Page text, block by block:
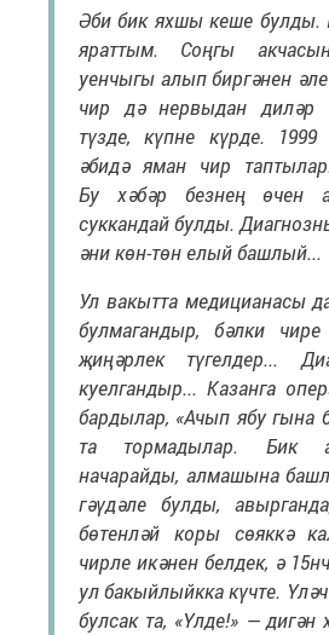
Әби бик яхшы кеше
яраттым. Соңгы
уенчыгы алып биргәнен
чир дә нервыдан диләр
түзде, күпне күрде.
әбидә яман чир
Бу хәбәр безнең өчен
суккандай булды.
әни көн-төн елый башлый...
Ул вакытта медицианасы
булмагандыр, бәлки
җиңәрлек түгелдер...
куелгандыр... Казанга
бардылар, «Ачып ябу гына
та тормадылар. Бик
начарайды, алмашына
гәүдәле булды,
бөтенләй коры сөяккә
чирле икәнен белдек, ә
ул бакыйлыйкка күчте.
булсак та, «Үлде!» — дигән